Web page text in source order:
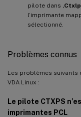
pilote dans
l’imprimante
sélectionné.
Problèmes connus
Les problèmes suivants
VDA Linux :
Le pilote CTXPS
imprimantes PCL